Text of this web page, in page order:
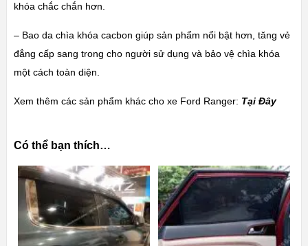
khóa chắc chắn hơn.
– Bao da chìa khóa cacbon giúp sản phẩm nổi bật hơn, tăng vẻ
đẳng cấp sang trong cho người sử dụng và bảo vệ chìa khóa
một cách toàn diện.
Xem thêm các sản phẩm khác cho xe Ford Ranger: Tại Đây
Có thể bạn thích…